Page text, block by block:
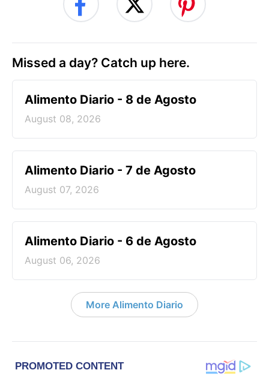
Missed a day? Catch up here.
Alimento Diario - 8 de Agosto
August 08, 2026
Alimento Diario - 7 de Agosto
August 07, 2026
Alimento Diario - 6 de Agosto
August 06, 2026
More Alimento Diario